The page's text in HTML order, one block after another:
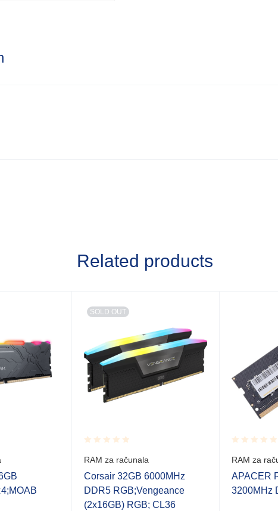
Related products
SOLD OUT
Rated
0.001
out
of
5
RAM za računala
Corsair 32GB 6000MHz
DDR5 RGB;Vengeance
(2x16GB) RGB; CL36
Rated
0.001
out
of
5
RAM za
APACER
3200MHz